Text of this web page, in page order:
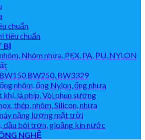
chuẩn
tiêu chuẩn
BỊ
Nhôm nhựa, PEX, PA, PU, NYLON
BW3329
nhôm, ống Nylon, ống nhựa
khí, lá phíp, Vòi phun sương
thép, nhôm, Silicon, nhựa
năng lượng mặt trời
dầu bôi trơn, gioăng kín nước
NGHỆ